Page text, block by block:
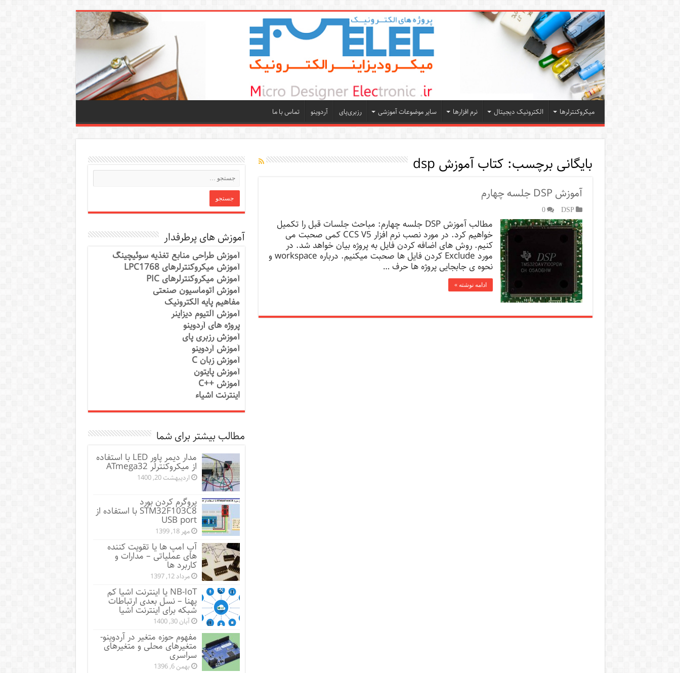
میکروکنترلرها الکترونیک دیجیتال نرم افزارها سایر موضوعات آموزشی رزبری‌پای آردوینو تماس با ما
بایگانی برچسب: کتاب آموزش dsp
آموزش DSP جلسه چهارم
DSP
0
مطالب آموزش DSP جلسه چهارم: مباحث جلسات قبل را تکمیل
خواهیم کرد. در مورد نصب نرم افزار CCS V5 کمی صحبت می
کنیم. روش های اضافه کردن فایل به پروژه بیان خواهد شد. در
مورد Exclude کردن فایل ها صحبت میکنیم. درباره workspace و
نحوه ی جابجایی پروژه ها حرف …
ادامه نوشته »
آموزش های پرطرفدار
آموزش طراحی منابع تغذیه سوئیچینگ
آموزش میکروکنترلرهای LPC1768
آموزش میکروکنترلرهای PIC
آموزش اتوماسیون صنعتی
مفاهیم پایه الکترونیک
آموزش آلتیوم دیزاینر
پروژه های آردوینو
آموزش رزبری پای
آموزش آردوینو
آموزش زبان C
آموزش پایتون
آموزش ++C
اینترنت اشیاء
مطالب بیشتر برای شما
مدار دیمر پاور LED با استفاده
از میکروکنترلر ATmega32
اردیبهشت 20, 1400
پروگرم کردن بورد
STM32F103C8 با استفاده از
USB port
مهر 18, 1399
آپ امپ ها یا تقویت کننده
های عملیاتی – مدارات و
کاربرد ها
مرداد 12, 1397
NB-IoT یا اینترنت اشیا کم
پهنا – نسل بعدی ارتباطات
شبکه برای اینترنت اشیا
آبان 30, 1400
مفهوم حوزه متغیر در آردوینو-
متغیرهای محلی و متغیرهای
سراسری
بهمن 6, 1396